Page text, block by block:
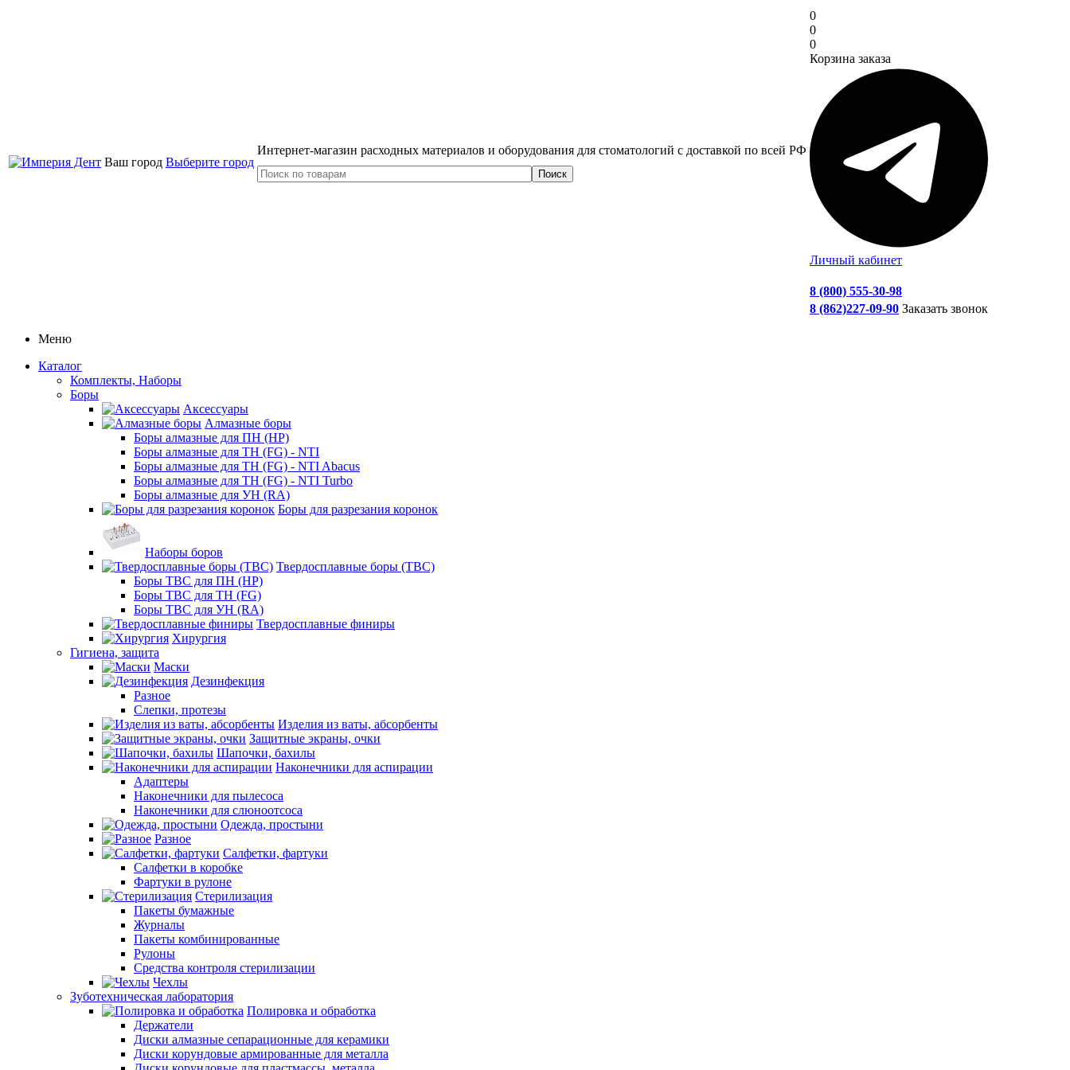
Ваш город Выберите город
Интернет-магазин расходных материалов и оборудования для стоматологий с доставкой по всей РФ
0
0
0
Корзина заказа
Личный кабинет
8 (800) 555-30-98
8 (862)227-09-90 Заказать звонок
Меню
Каталог
Комплекты, Наборы
Боры
Аксессуары
Алмазные боры
Боры алмазные для ПН (HP)
Боры алмазные для ТН (FG) - NTI
Боры алмазные для ТН (FG) - NTI Abacus
Боры алмазные для ТН (FG) - NTI Turbo
Боры алмазные для УН (RA)
Боры для разрезания коронок
Наборы боров
Твердосплавные боры (ТВС)
Боры ТВС для ПН (HP)
Боры ТВС для ТН (FG)
Боры ТВС для УН (RA)
Твердосплавные финиры
Хирургия
Гигиена, защита
Маски
Дезинфекция
Разное
Слепки, протезы
Изделия из ваты, абсорбенты
Защитные экраны, очки
Шапочки, бахилы
Наконечники для аспирации
Адаптеры
Наконечники для пылесоса
Наконечники для слюноотсоса
Одежда, простыни
Разное
Салфетки, фартуки
Салфетки в коробке
Фартуки в рулоне
Стерилизация
Пакеты бумажные
Журналы
Пакеты комбинированные
Рулоны
Средства контроля стерилизации
Чехлы
Зуботехническая лаборатория
Полировка и обработка
Держатели
Диски алмазные сепарационные для керамики
Диски корундовые армированные для металла